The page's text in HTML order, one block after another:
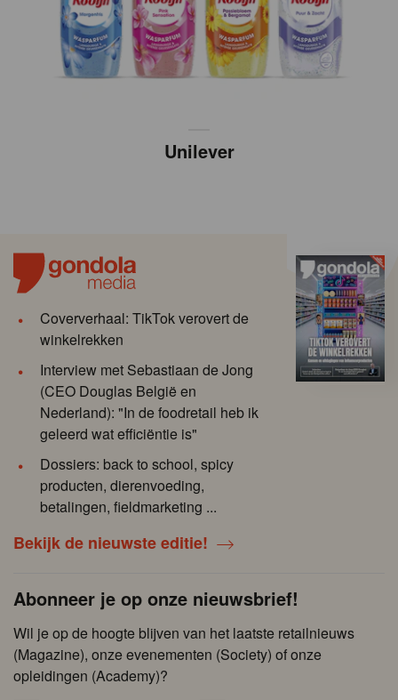
Unilever
Coververhaal: TikTok verovert de
winkelrekken
Interview met Sebastiaan de Jong
(CEO Douglas België en
Nederland): "In de foodretail heb ik
geleerd wat efficiëntie is"
Dossiers: back to school, spicy
producten, dierenvoeding,
betalingen, fieldmarketing ...
Bekijk de nieuwste editie!
Abonneer je op onze nieuwsbrief!
Wil je op de hoogte blijven van het laatste retailnieuws
(Magazine), onze evenementen (Society) of onze
opleidingen (Academy)?